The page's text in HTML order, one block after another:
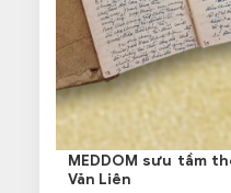
MEDDOM sưu tầm
Văn Liên